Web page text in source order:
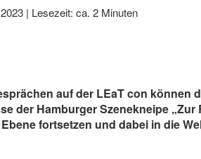
| Lesezeit: ca. 2 Minuten
auf der LEaT con können
der Hamburger Szenekneipe „Zur
fortsetzen und dabei in die